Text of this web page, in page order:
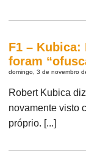
F1 –
foram
domingo, 3 de novembro
Robert Kubica
novamente visto
próprio. [...]